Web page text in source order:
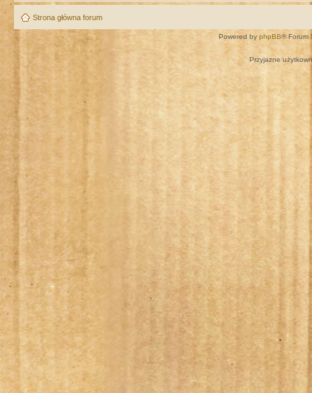
Strona główna forum
Powered by phpBB® Forum
Przyjazne